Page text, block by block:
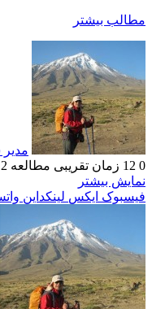
مطالب بیشتر
0
زمان تقریبی مطالعه 2 دقیقه
نمایش بیشتر
فیسبوک ایکس لینکداین